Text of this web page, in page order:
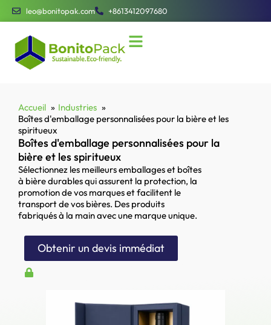
leo@bonitopak.com +8613412097680
Accueil
Industries
Boîtes d'emballage personnalisées pour la bière et les
spiritueux
Boîtes d'emballage personnalisées pour la
bière et les spiritueux
Sélectionnez les meilleurs emballages et boîtes
à bière durables qui assurent la protection, la
promotion de vos marques et facilitent le
transport de vos bières. Des produits
fabriqués à la main avec une marque unique.
Obtenir un devis immédiat